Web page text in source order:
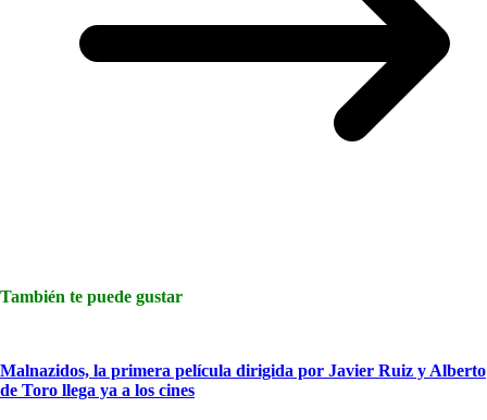
También te puede gustar
Malnazidos, la primera película dirigida por Javier Ruiz y Alberto
de Toro llega ya a los cines